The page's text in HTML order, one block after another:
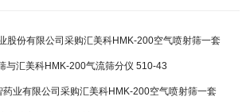
股份有限公司采购汇美科HMK-200空气喷射筛一套
与汇美科HMK-200气流筛分仪 510-43
业有限公司采购汇美科HMK-200空气喷射筛一套